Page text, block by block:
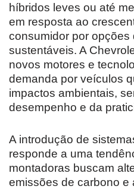
híbridos leves ou até
em resposta ao
consumidor por opções
sustentáveis. A
novos motores e
demanda por veículos
impactos ambientais,
desempenho e da
A introdução de
responde a uma
montadoras buscam
emissões de carbono e